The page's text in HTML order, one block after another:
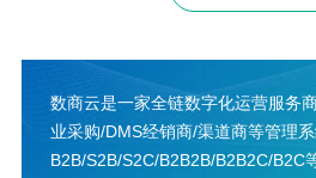
数商云是一家全链数字化运营服务
业采购/DMS经销商/渠道商等管理系
B2B/S2B/S2C/B2B2B/B2B2C/B2C